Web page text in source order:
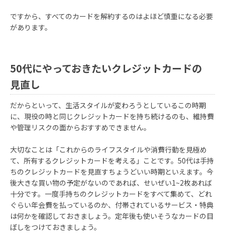
ですから、すべてのカードを解約するのはよほど慎重になる必要
があります。
50代にやっておきたいクレジットカードの
見直し
だからといって、生活スタイルが変わろうとしているこの時期
に、現役の時と同じクレジットカードを持ち続けるのも、維持費
や管理リスクの面からおすすめできません。
大切なことは「これからのライフスタイルや消費行動を見極め
て、所有するクレジットカードを考える」ことです。50代は手持
ちのクレジットカードを見直すちょうどいい時期といえます。今
後大きな買い物の予定がないのであれば、せいぜい1~2枚あれば
十分です。一度手持ちのクレジットカードをすべて集めて、どれ
ぐらい年会費を払っているのか、付帯されているサービス・特典
は何かを確認しておきましょう。定年後も使いそうなカードの目
ぼしをつけておきましょう。